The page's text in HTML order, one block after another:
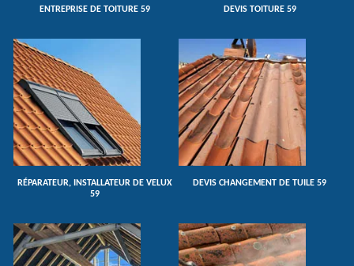
ENTREPRISE DE TOITURE 59 DEVIS TOITURE 59
RÉPARATEUR, INSTALLATEUR DE VELUX
59
DEVIS CHANGEMENT DE TUILE 59